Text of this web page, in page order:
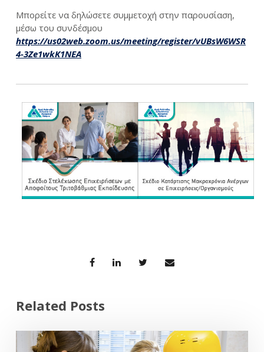
Μπορείτε να δηλώσετε συμμετοχή στην παρουσίαση,
μέσω του συνδέσμου
https://us02web.zoom.us/meeting/register/vUBsW6WSR
4-3Ze1wkK1NEA
Related Posts